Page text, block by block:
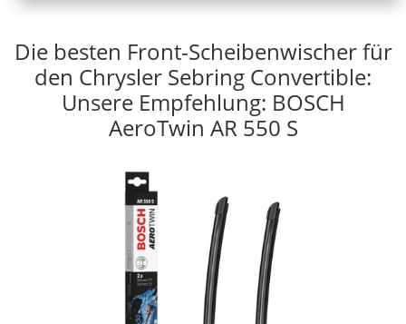
Die besten Front-Scheibenwischer für
den Chrysler Sebring Convertible:
Unsere Empfehlung: BOSCH
AeroTwin AR 550 S